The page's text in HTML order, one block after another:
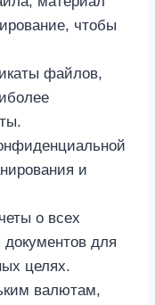
чтобы
файлов,
и
о всех
для
целях.
валютам,